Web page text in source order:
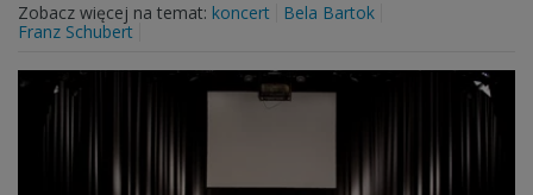
Zobacz więcej na temat: koncert
Bela Bartok
Franz Schubert